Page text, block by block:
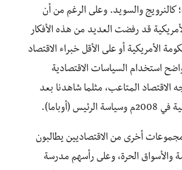
كالنرويج والسويد. وعلى الرغم من أن
قد رفضت العديد من هذه الأفكار
الأمريكية أو على الأقل خبراء الاقتصاد
استخدام السياسات الاقتصادية
الاقتصاد المتاعب، مثلما شاهدنا بعد
الرئيس (أوباما).
أخرى من الاقتصاديين يطالبون
والأسواق الحرة، وعلى رأسهم مدرسة